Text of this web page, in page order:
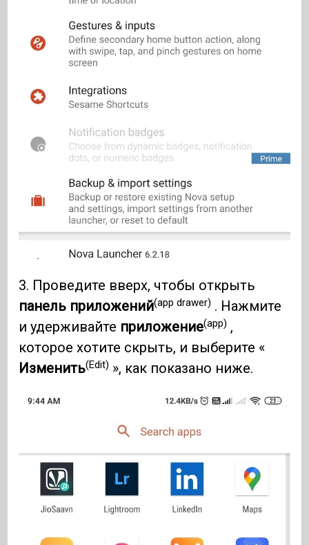
3. Проведите вверх, чтобы открыть
панель приложений(app drawer) . Нажмите
и удерживайте приложение(app) ,
которое хотите скрыть, и выберите «
Изменить(Edit) », как показано ниже.